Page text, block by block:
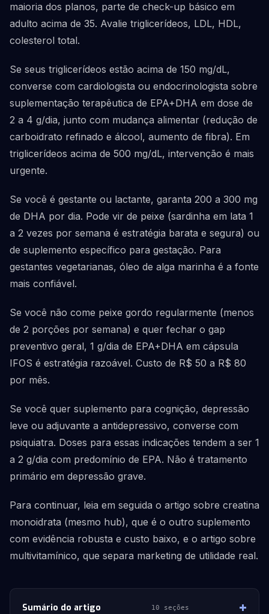
maioria dos planos, parte de check-up básico em
adulto acima de 35. Avalie triglicerídeos, LDL, HDL,
colesterol total.
Se seus triglicerídeos estão acima de 150 mg/dL,
converse com cardiologista ou endocrinologista sobre
suplementação terapêutica de EPA+DHA em dose de
2 a 4 g/dia, junto com mudança alimentar (redução de
carboidrato refinado e álcool, aumento de fibra). Em
triglicerídeos acima de 500 mg/dL, intervenção é mais
urgente.
Se você é gestante ou lactante, garanta 200 a 300 mg
de DHA por dia. Pode vir de peixe (sardinha em lata 1
a 2 vezes por semana é estratégia barata e segura) ou
de suplemento específico para gestação. Para
gestantes vegetarianas, óleo de alga marinha é a fonte
mais confiável.
Se você não come peixe gordo regularmente (menos
de 2 porções por semana) e quer fechar o gap
preventivo geral, 1 g/dia de EPA+DHA em cápsula
IFOS é estratégia razoável. Custo de R$ 50 a R$ 80
por mês.
Se você quer suplemento para cognição, depressão
leve ou adjuvante a antidepressivo, converse com
psiquiatra. Doses para essas indicações tendem a ser 1
a 2 g/dia com predomínio de EPA. Não é tratamento
primário em depressão grave.
Para continuar, leia em seguida o artigo sobre creatina
monoidrata (mesmo hub), que é o outro suplemento
com evidência robusta e custo baixo, e o artigo sobre
multivitamínico, que separa marketing de utilidade real.
Sumário do artigo 10 seções